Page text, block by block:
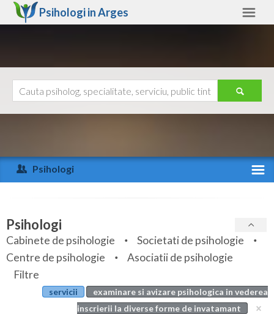
Psihologi inArges
Arad
Arges
Bihor
Bistrita-Nasaud
Botosani
Ajutor
Psihologi
Specialitati
Servicii
Articole
Evenimente
Psihologi
Cabinete de psihologie
Societati de psihologie
Centre de psihologie
Asociatii de psihologie
Filtre
servicii
examinare si avizare psihologica in vederea
inscrierii la diverse forme de invatamant